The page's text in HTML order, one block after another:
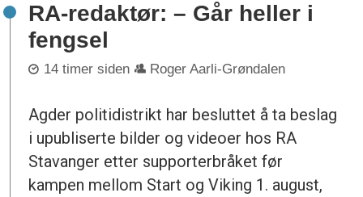
RA-redaktør: – Går heller i
fengsel
14 timer siden Roger Aarli-Grøndalen
Agder politidistrikt har besluttet å ta beslag
i upubliserte bilder og videoer hos RA
Stavanger etter supporterbråket før
kampen mellom Start og Viking 1. august,